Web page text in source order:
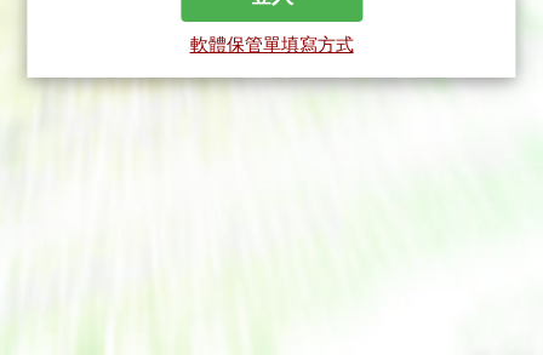
軟體保管單填寫方式